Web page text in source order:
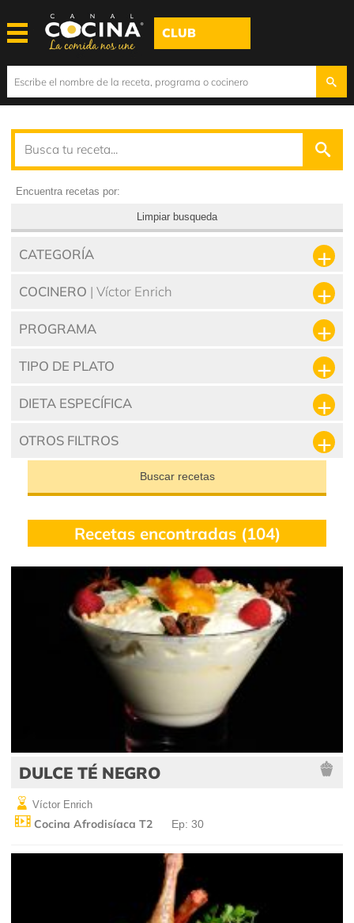
CLUB
Encuentra recetas por:
Limpiar busqueda
CATEGORÍA
COCINERO | Víctor Enrich
PROGRAMA
TIPO DE PLATO
DIETA ESPECÍFICA
OTROS FILTROS
Buscar recetas
Recetas encontradas (104)
DULCE TÉ NEGRO
Víctor Enrich
Cocina Afrodisíaca T2 Ep: 30